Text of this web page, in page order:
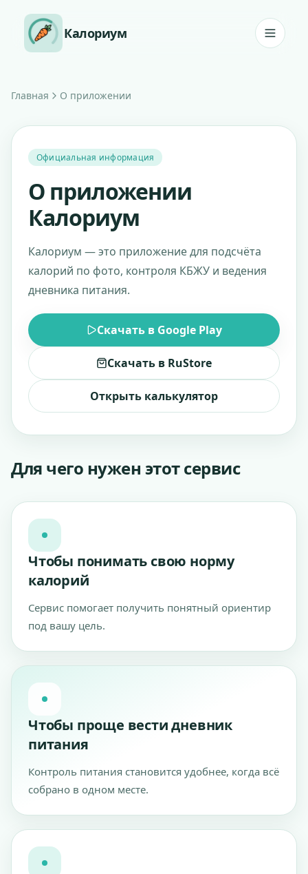
Перейти к содержанию
Калориум
Главная О приложении
Официальная информация
О приложении
Калориум
Калориум — это приложение для подсчёта
калорий по фото, контроля КБЖУ и ведения
дневника питания.
Скачать в Google Play
Скачать в RuStore
Открыть калькулятор
Для чего нужен этот сервис
Чтобы понимать свою норму
калорий
Сервис помогает получить понятный ориентир
под вашу цель.
Чтобы проще вести дневник
питания
Контроль питания становится удобнее, когда всё
собрано в одном месте.